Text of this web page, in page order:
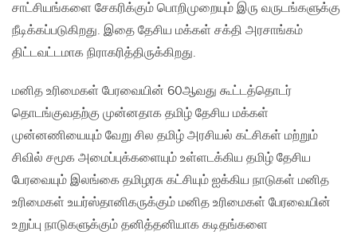
சாட்சியங்களை சேகரிக்கும் பொறிமுறையும் இரு வருடங்களுக்கு
நீடிக்கப்படுகிறது. இதை தேசிய மக்கள் சக்தி அரசாங்கம்
திட்டவட்டமாக நிராகரித்திருக்கிறது.
மனித உரிமைகள் பேரவையின் 60ஆவது கூட்டத்தொடர்
தொடங்குவதற்கு முன்னதாக தமிழ் தேசிய மக்கள்
முன்னணியையும் வேறு சில தமிழ் அரசியல் கட்சிகள் மற்றும்
சிவில் சமூக அமைப்புக்களையும் உள்ளடக்கிய தமிழ் தேசிய
பேரவையும் இலங்கை தமிழரசு கட்சியும் ஐக்கிய நாடுகள் மனித
உரிமைகள் உயர்ஸ்தானிகருக்கும் மனித உரிமைகள் பேரவையின்
உறுப்பு நாடுகளுக்கும் தனித்தனியாக கடிதங்களை